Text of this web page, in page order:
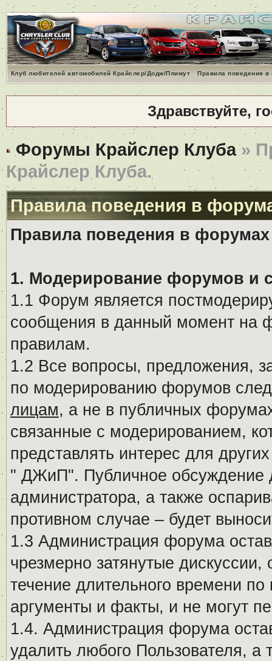
Клуб любителей автомобилей Крайслер/Додж/Плимут Правила поведения
Здравствуйте,
Форумы Крайслер Клуба»
Крайслер Клуба.
Правила поведения в
Правила поведения в
1. Модерирование форумов и
1.1 Форум является
сообщения в данный момент на
правилам.
1.2 Все вопросы, предложения,
по модерированию форумов
лицам, а не в публичных
связанные с модерированием,
представлять интерес для
" ДЖиП". Публичное обсуждение
администратора, а также
противном случае – будет
1.3 Администрация форума
чрезмерно затянутые
течение длительного времени
аргументы и факты, и не могут
1.4. Администрация форума
удалить любого Пользователя, а